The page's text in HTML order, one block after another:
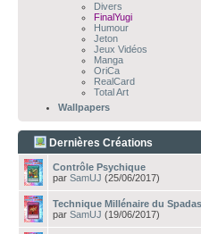
Divers
FinalYugi
Humour
Jeton
Jeux Vidéos
Manga
OriCa
RealCard
Total Art
Wallpapers
Dernières Créations
Contrôle Psychique
par SamUJ (25/06/2017)
Technique Millénaire du
par SamUJ (19/06/2017)